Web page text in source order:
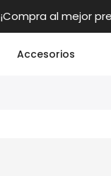
¡Compra al mejor
Accesorios